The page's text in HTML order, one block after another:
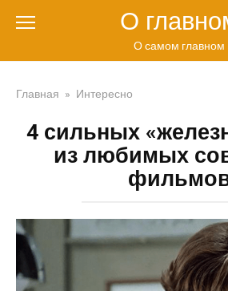
О
О самом главном
Главная » Интересно
4 сильных
из любимых